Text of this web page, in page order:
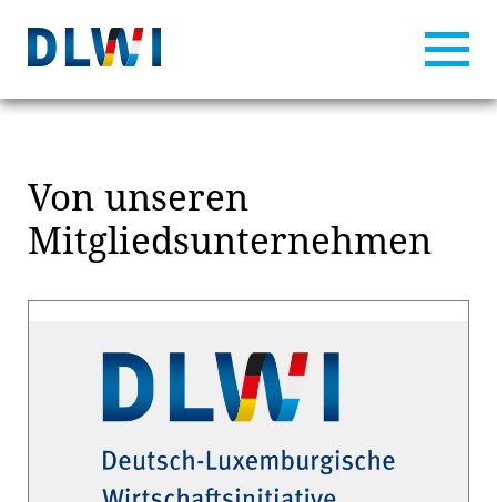
Von unseren
Mitgliedsunternehmen